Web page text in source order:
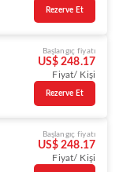
Rezerve Et
Başlangıç fiyatı
US$ 248.17
Fiyat/ Kişi
Rezerve Et
Başlangıç fiyatı
US$ 248.17
Fiyat/ Kişi